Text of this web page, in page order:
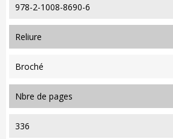
978-2-1008-8690-6
reliure
Broché
nbre de pages
336